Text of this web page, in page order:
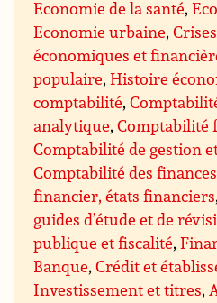
Economie de la santé,
Economie urbaine,
économiques et
populaire,Histoire
comptabilité,
analytique,Comptabilité
Comptabilité de gestion
Comptabilité des
financier, états financiers
guides d’étude et de
publique et fiscalité,
Banque,Crédit et
Investissement et titres,